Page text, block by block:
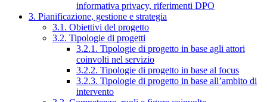
informativa privacy, riferimenti DPO
3. Pianificazione, gestione e strategia
3.1. Obiettivi del progetto
3.2. Tipologie di progetti
3.2.1. Tipologie di progetto in base agli attori
coinvolti nel servizio
3.2.2. Tipologie di progetto in base al focus
3.2.3. Tipologie di progetto in base all’ambito di
intervento